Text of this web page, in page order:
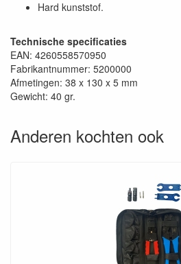
Hard kunststof.
Technische specificaties
EAN: 4260558570950
Fabrikantnummer: 5200000
Afmetingen: 38 x 130 x 5 mm
Gewicht: 40 gr.
Anderen kochten ook